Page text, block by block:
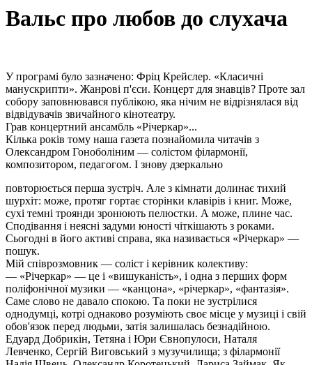
Вальс про любов до слухача
У програмі було зазначено: Фріц Крейслер. «Класичні
манускрипти». Жанрові п'єси. Концерт для знавців? Проте зал
собору заповнювався публікою, яка нічим не відрізнялася від
відвідувачів звичайного кінотеатру.
Грав концертний ансамбль «Річеркар»...
Кілька років тому наша газета познайомила читачів з
Олександром Гоноболіним — солістом філармонії,
композитором, педагогом. І знову дзеркально
повторюється перша зустріч. Але з кімнати долинає тихий
шурхіт: може, протяг гортає сторінки клавірів і книг. Може,
сухі темні троянди зронюють пелюстки. А може, плине час.
Сподівання і неясні задуми юності чіткішають з роками.
Сьогодні в його активі справа, яка називається «Річеркар» —
пошук.
Мій співрозмовник — соліст і керівник колективу:
— «Річеркар» — це і «вишуканість», і одна з перших форм
поліфонічної музики — «канцона», «річеркар», «фантазія».
Саме слово не давало спокою. Та поки не зустрілися
однодумці, котрі однаково розуміють своє місце у музиці і свій
обов'язок перед людьми, затія залишалась безнадійною.
Едуард Добрикін, Тетяна і Юри Євнопулоси, Наталя
Левченко, Сергій Виговський з музучилища; з філармонії